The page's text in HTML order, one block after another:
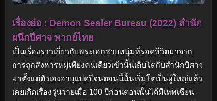
เรื่องย่อ : Demon Sealer Bureau (2022) สำนัก
ผนึกปีศาจ พากย์ไทย
เป็นเรื่องราวเกี่ยวกับพระเอกชายหนุ่มที่รอดชีวิตมาจาก
การถูกสังหารหมู่เพียงคนเดียวเข้านั้นเติบโตกับสำนักปีศาจ
มาตั้งแต่ตัวเองอายุแปดปีจนตอนนี้นั้นเริ่มโตเป็นผู้ใหญ่แล้ว
เคยเกิดเรื่องวุ่นวายเมื่อ 100 ปีก่อนตอนนั้นได้มีเทพเซียน